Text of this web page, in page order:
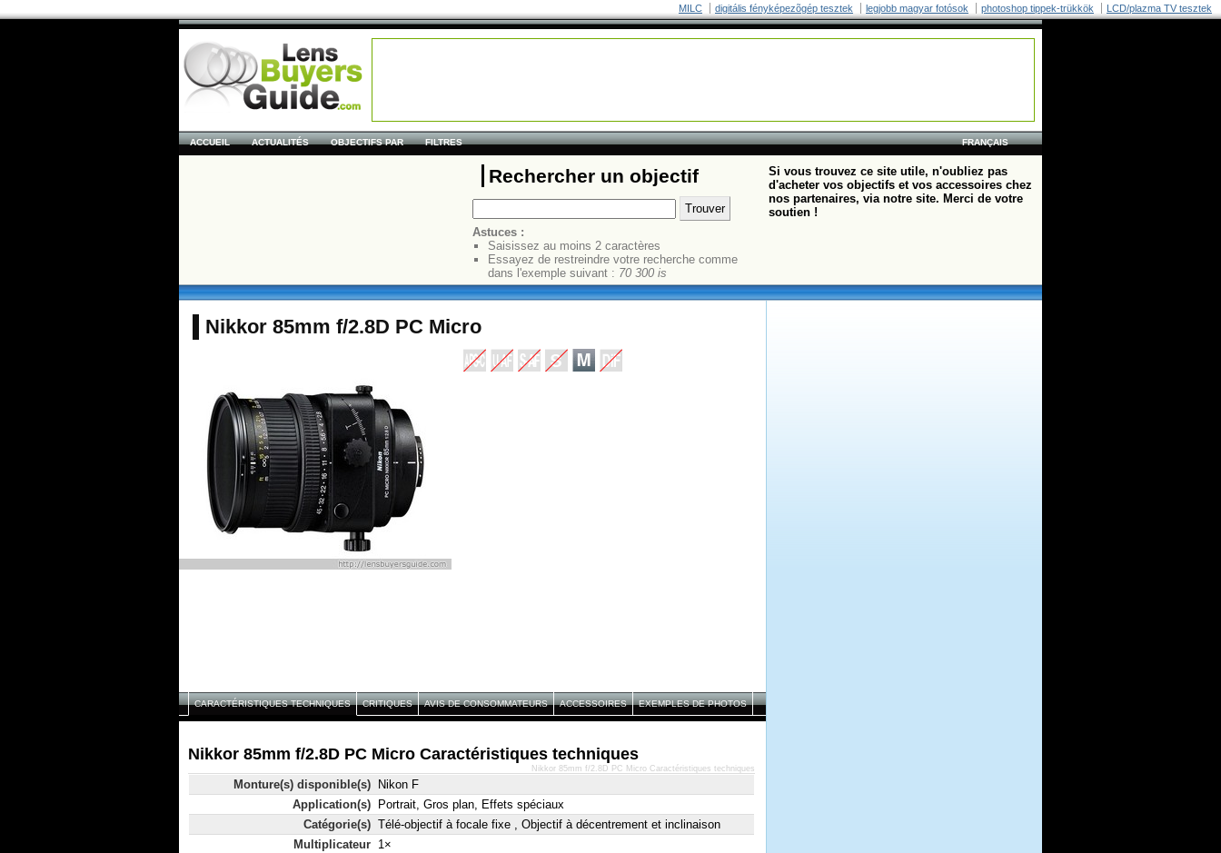
MILC digitális fényképezõgép tesztek legjobb magyar fotósok photoshop tippek-trükkök LCD/plazma TV tesztek
FRANÇAIS
ACCUEIL ACTUALITÉS OBJECTIFS PAR FILTRES
Rechercher un objectif
Astuces :
Saisissez au moins 2 caractères
Essayez de restreindre votre recherche comme
dans l'exemple suivant : 70 300 is
Si vous trouvez ce site utile, n'oubliez pas
d'acheter vos objectifs et vos accessoires chez
nos partenaires, via notre site. Merci de votre
soutien !
Nikkor 85mm f/2.8D PC Micro
CARACTÉRISTIQUES TECHNIQUES CRITIQUES AVIS DE CONSOMMATEURS ACCESSOIRES EXEMPLES DE PHOTOS
Nikkor 85mm f/2.8D PC Micro Caractéristiques techniques
Monture(s) disponible(s)
Nikon F
Application(s)
Portrait, Gros plan, Effets spéciaux
Catégorie(s) Télé-objectif à focale fixe , Objectif à décentrement et inclinaison
Multiplicateur 1×
Nikkor 85mm f/2.8D PC Micro Caractéristiques techniques